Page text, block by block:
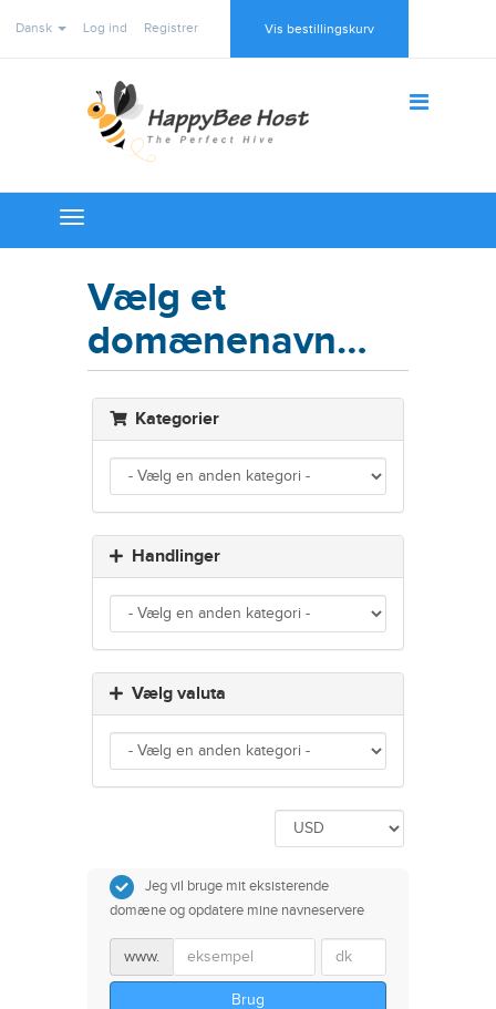
Dansk Log ind Registrer Vis bestillingskurv
Toggle
navigation
Vælg et
domænenavn…
Kategorier
Handlinger
Vælg valuta
Jeg vil bruge mit eksisterende
domæne og opdatere mine navneservere
www.
Brug